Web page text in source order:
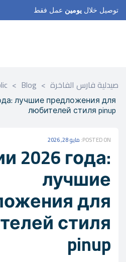
توصيل خلال يومين عمل فقط
صيدلية فارس الفاخرة >
Blog
>
лучшие предложения для
любителей стиля pinup
POSTED ON: مايو 28, 2026
2026 года:
лучшие
для
стиля
pinup